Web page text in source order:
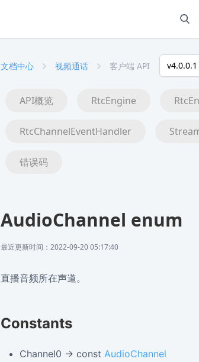
文档中心 视频通话 客户端 API v4.0.0.1
API概览 RtcEngine
RtcChannelEventHandler
错误码
AudioChannel enum
最近更新时间：2022-09-20 05:17:40
直播音频所在声道。
Constants
Channel0 → const AudioChannel